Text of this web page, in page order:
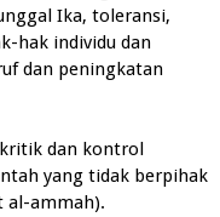
Ika, toleransi,
hak individu dan
dan peningkatan
dan kontrol
yang tidak berpihak
al-ammah).